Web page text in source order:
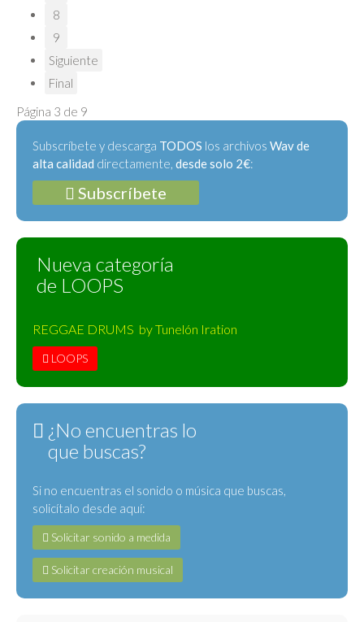
8
9
Siguiente
Final
Página 3 de 9
Subscríbete y descarga TODOS los archivos Wav de
alta calidad directamente, desde solo 2€:
Subscríbete
Nueva categoría
de LOOPS
REGGAE DRUMS by Tunelón Iration
LOOPS
¿No encuentras lo
que buscas?
Si no encuentras el sonido o música que buscas,
solicítalo desde aquí:
Solicitar sonido a medida
Solicitar creación musical